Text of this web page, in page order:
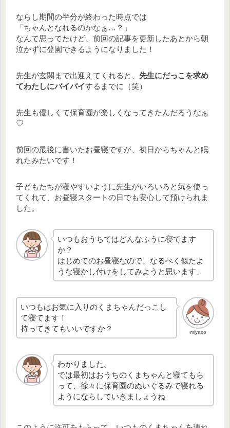
ならし期間の半分が終わった時点では
「ちゃんとなれるのかなぁ…？」
なんて思ってたけど、前回の記事を更新したあとから朝
泣かずに登園できるようになりました！
先生が玄関まで出迎えてくれると、 先生にだっこを求め
てわたしにバイバイするまでに（笑）
先生も優しくて保育園が楽しくなってきたんだろうなぁ
♡
前回の最後に書いたお昼寝ですが、初日からちゃんと眠
れたみたいです！
子どもたちが寝やすいように先生がいろいろと気を使っ
てくれて、お昼寝スタートの日でも安心して預けられま
した。
いつもおうちではどんなふうに寝てます
か？
はじめてのお昼寝なので、なるべく似たよ
うな寝かし付けをしてみようと思います」
miyaco
いつもはお気に入りのくまちゃんだっこし
て寝てます！
持ってきてもいいですか？
わかりました。
では最初はおうちのくまちゃんと寝てもら
って、徐々に保育園のぬいぐるみで寝れる
ようにならしていきましょうね